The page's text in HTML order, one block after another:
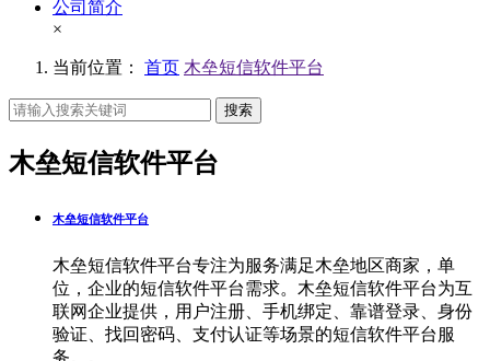
公司简介
×
当前位置： 首页 木垒短信软件平台
搜索
木垒短信软件平台
木垒短信软件平台
木垒短信软件平台专注为服务满足木垒地区商家，单
位，企业的短信软件平台需求。木垒短信软件平台为互
联网企业提供，用户注册、手机绑定、靠谱登录、身份
验证、找回密码、支付认证等场景的短信软件平台服
务。。